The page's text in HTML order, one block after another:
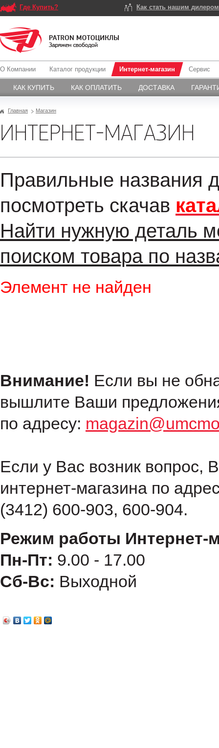
Где Купить? Как стать нашим
О Компании Каталог продукции Интернет-магазин
КАК КУПИТЬ КАК ОПЛАТИТЬ ДОСТАВКА
Сервис
Главная Магазин
ИНТЕРНЕТ-МАГАЗИН
Правильные названия
посмотреть скачав
Найти нужную деталь
поиском товара по
Элемент не найден
Внимание! Если вы не
вышлите Ваши
по адресу:
Если у Вас возник вопрос,
интернет-магазина по
(3412) 600-903, 600-904.
Режим работы Интернет-
Пн-Пт: 9.00 - 17.00
Сб-Вс: Выходной